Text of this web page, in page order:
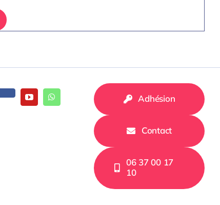
Adhésion
Contact
06 37 00 17
10